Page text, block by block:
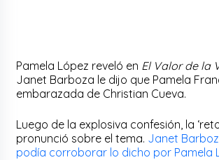
Pamela López reveló en El Valor de la
Janet Barboza le dijo que Pamela
embarazada de Christian Cueva.
Luego de la explosiva confesión, la
pronunció sobre el tema. Janet
podía corroborar lo dicho por Pamela